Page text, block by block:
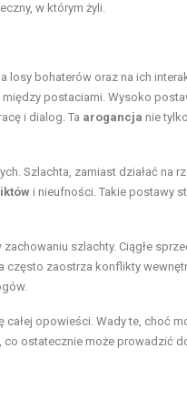
w którym żyli.
losy bohaterów oraz na ich
postaciami. Wysoko
i dialog. Ta arogancja nie
Szlachta, zamiast działać na
i nieufności. Takie postawy
szlachty. Ciągłe
zaostrza konflikty
opowieści. Wady te, choć
co ostatecznie może prowadzić